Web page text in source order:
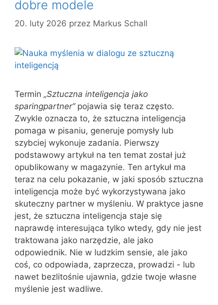
dobre modele
20. luty 2026 przez Markus Schall
Termin „Sztuczna inteligencja jako
sparingpartner“pojawia się teraz często.
Zwykle oznacza to, że sztuczna inteligencja
pomaga w pisaniu, generuje pomysły lub
szybciej wykonuje zadania. Pierwszy
podstawowy artykuł na ten temat został już
opublikowany w magazynie. Ten artykuł ma
teraz na celu pokazanie, w jaki sposób sztuczna
inteligencja może być wykorzystywana jako
skuteczny partner w myśleniu. W praktyce jasne
jest, że sztuczna inteligencja staje się
naprawdę interesująca tylko wtedy, gdy nie jest
traktowana jako narzędzie, ale jako
odpowiednik. Nie w ludzkim sensie, ale jako
coś, co odpowiada, zaprzecza, prowadzi - lub
nawet bezlitośnie ujawnia, gdzie twoje własne
myślenie jest wadliwe.